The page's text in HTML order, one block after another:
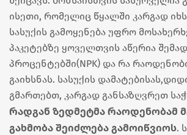
ისეთი, რომელიც წყალში კარგად
სასუქის გამოყენება უფრო
პაკეტებზე ყოველთვის აწერია
პროცენტებში(NPK) და რა
გაიხსნას. სასუქის
გმართებთ, კარგად განსაზღვრეთ
რადგან ზედმეტმა რაოდენობამ
გახმობა შეიძლება გამოიწვიოს.